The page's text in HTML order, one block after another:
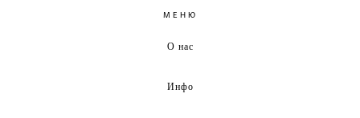
МЕНЮ
О нас
Инфо